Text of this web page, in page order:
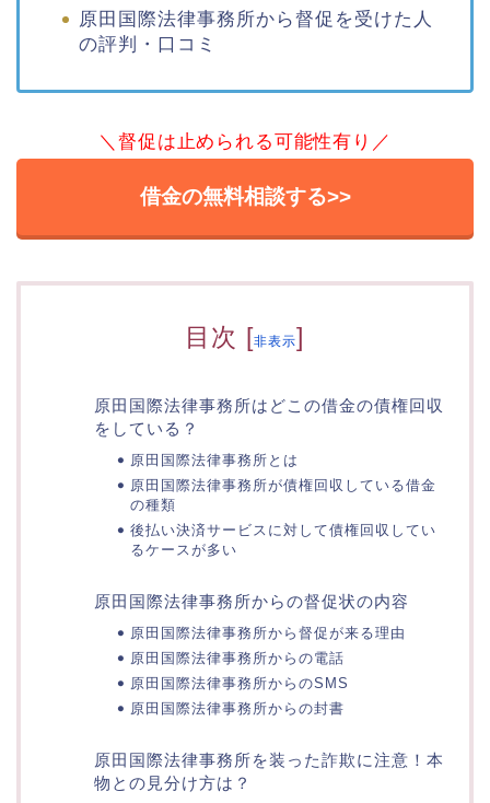
原田国際法律事務所から督促を受けた人
の評判・口コミ
＼督促は止められる可能性有り／
借金の無料相談する>>
目次 [非表示]
原田国際法律事務所はどこの借金の債権回収
をしている？
原田国際法律事務所とは
原田国際法律事務所が債権回収している借金
の種類
後払い決済サービスに対して債権回収してい
るケースが多い
原田国際法律事務所からの督促状の内容
原田国際法律事務所から督促が来る理由
原田国際法律事務所からの電話
原田国際法律事務所からのSMS
原田国際法律事務所からの封書
原田国際法律事務所を装った詐欺に注意！本
物との見分け方は？